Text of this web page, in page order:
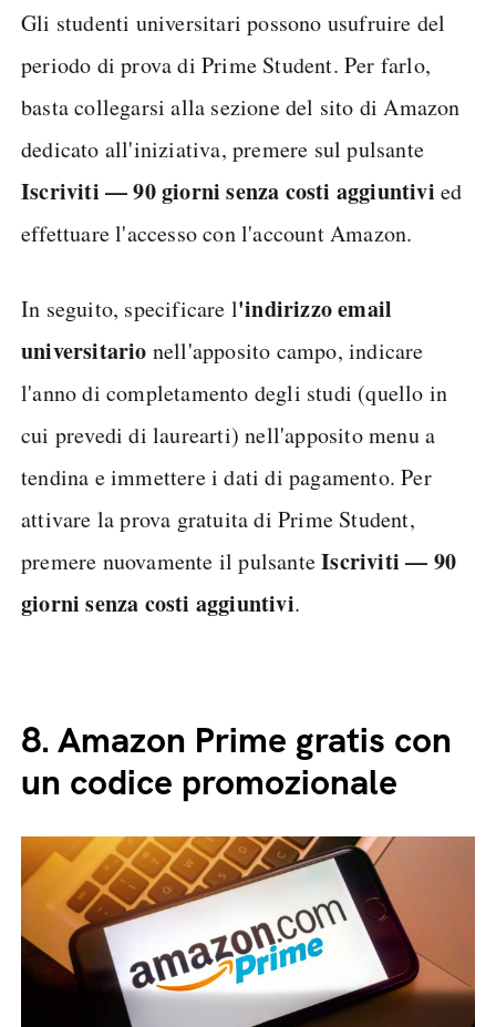
Gli studenti universitari possono usufruire del
periodo di prova di Prime Student. Per farlo,
basta collegarsi alla sezione del sito di Amazon
dedicato all'iniziativa, premere sul pulsante
Iscriviti — 90 giorni senza costi aggiuntivi ed
effettuare l'accesso con l'account Amazon.
In seguito, specificare l'indirizzo email
universitario nell'apposito campo, indicare
l'anno di completamento degli studi (quello in
cui prevedi di laurearti) nell'apposito menu a
tendina e immettere i dati di pagamento. Per
attivare la prova gratuita di Prime Student,
premere nuovamente il pulsanteIscriviti — 90
giorni senza costi aggiuntivi.
8. Amazon Prime gratis con
un codice promozionale